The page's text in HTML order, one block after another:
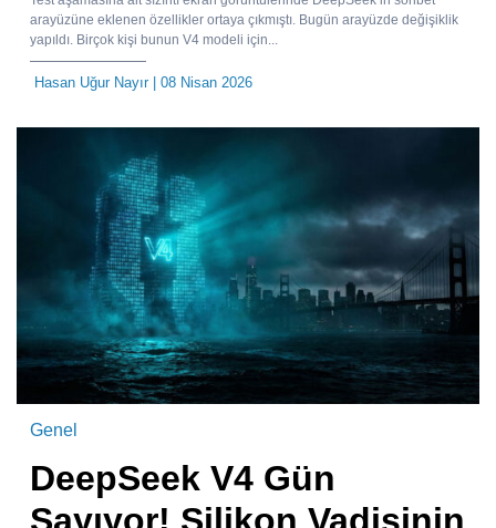
arayüzüne eklenen özellikler ortaya çıkmıştı. Bugün arayüzde değişiklik
yapıldı. Birçok kişi bunun V4 modeli için...
Hasan Uğur Nayır| 08 Nisan 2026
Genel
DeepSeek V4 Gün